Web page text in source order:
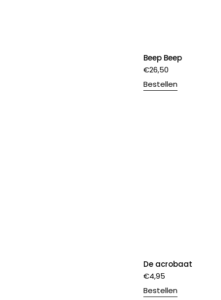
Beep Beep
€26,50
Bestellen
De acrobaat
€4,95
Bestellen